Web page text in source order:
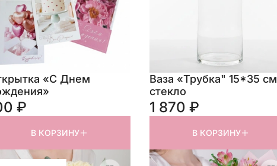
«С Днем
₽
В КОРЗИНУ
Ваза «Трубка" 15*35 см
стекло
1 870 ₽
В КОРЗИНУ